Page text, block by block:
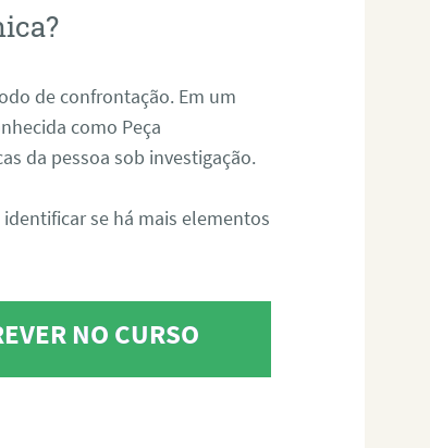
de confrontação. Em um
como Peça
da pessoa sob investigação.
se há mais elementos
NO CURSO